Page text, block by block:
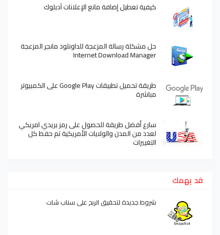
كيفية تعطيل إضافة مانع الإعلانات آدبلوك
حل مشكلة رسالة المزعجة للداونلود مانجر المزعجة
Internet Download Manager
طريقة تحميل تطبيقات Google Play على الكمبيوتر
مباشرة
سارع أفضل طريقة للحصول على رمز بريدي امريكي
لعدد من المدن والولايات الأمريكية تم حفظ كل
التغييرات
قد يهمك
شروط جديدة لتحقيق الربح على سناب شات